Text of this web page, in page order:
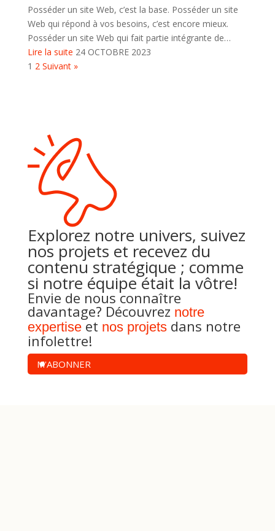
Posséder un site Web, c’est la base. Posséder un site
Web qui répond à vos besoins, c’est encore mieux.
Posséder un site Web qui fait partie intégrante de…
Lire la suite 24 OCTOBRE 2023
Pagination
1 2 Suivant »
Explorez notre univers, suivez
nos projets et recevez du
contenu stratégique ; comme
si notre équipe était la vôtre!
Envie de nous connaître
davantage? Découvrez notre
expertiseet nos projetsdans notre
infolettre!
M'ABONNER